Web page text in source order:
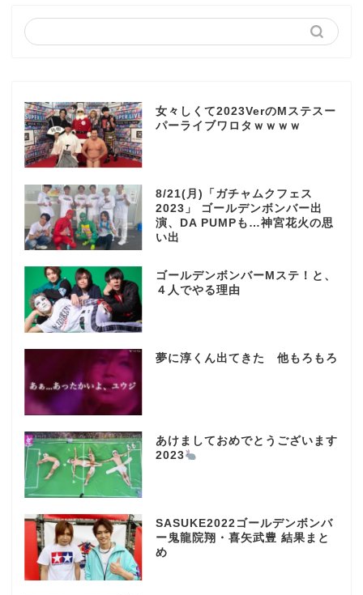
女々しくて2023VerのMステスー
パーライブワロタｗｗｗｗ
8/21(月)「ガチャムクフェス
2023」 ゴールデンボンバー出
演、DA PUMPも…神宮花火の思
い出
ゴールデンボンバーMステ！と、
４人でやる理由
夢に淳くん出てきた 他もろもろ
あけましておめでとうございます
2023
SASUKE2022ゴールデンボンバ
ー鬼龍院翔・喜矢武豊 結果まと
め